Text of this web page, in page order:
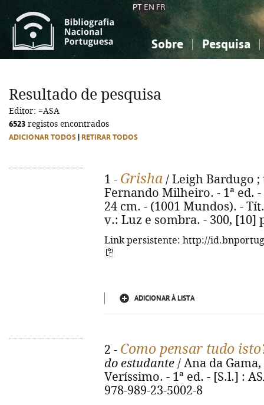
PT EN FR
Sobre Pesquisa
Ciências sociais...
Ciências sociais...
Resultado de pesquisa
Editor: =ASA
6523 registos encontrados
ADICIONAR TODOS RETIRAR TODOS
1 - Grisha / Leigh Bardugo
Fernando Milheiro. - 1ª ed.
24 cm. - (1001 Mundos). -
v.: Luz e sombra. - 300, [10]
Link persistente: http://
ADICIONAR À LISTA
2 - Como pensar tudo
do estudante / Ana da
Veríssimo. - 1ª ed. - [S.l.] :
978-989-23-5002-8